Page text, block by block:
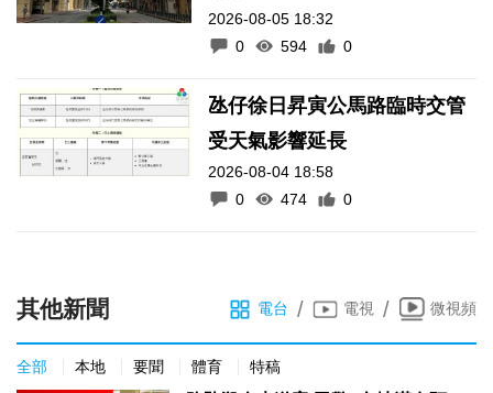
2026-08-05 18:32
0
594 0
氹仔徐日昇寅公馬路臨時交管
受天氣影響延長
2026-08-04 18:58
0
474 0
其他新聞 電台 / 電視 / 微視頻
全部 本地 要聞 體育 特稿